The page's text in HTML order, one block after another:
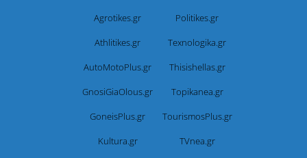
Agrotikes.gr
Politikes.gr
Athlitikes.gr
Texnologika.gr
AutoMotoPlus.gr
Thisishellas.gr
GnosiGiaOlous.gr
Topikanea.gr
GoneisPlus.gr
TourismosPlus.gr
Kultura.gr
TVnea.gr